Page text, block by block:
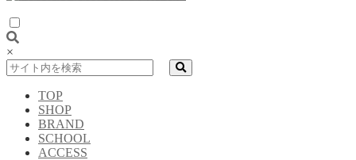
×
TOP
SHOP
BRAND
SCHOOL
ACCESS